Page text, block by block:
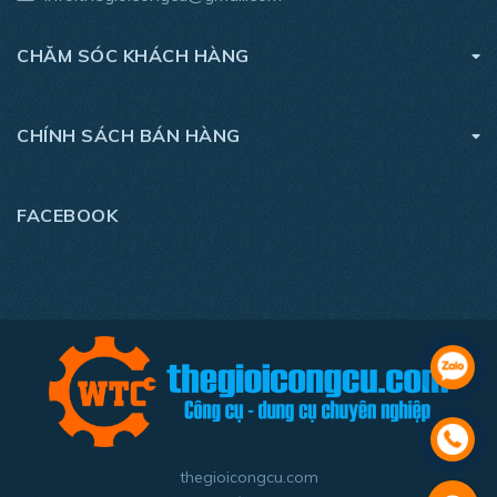
- Kèm 2 mũi Cr-V 50mm
- Sản phẩm được đóng gói trong túi vải bạt
CHĂM SÓC KHÁCH HÀNG
CHÍNH SÁCH BÁN HÀNG
FACEBOOK
thegioicongcu.com